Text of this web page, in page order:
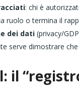
: chi è
ruolo o termina il
dei dati (privacy/
serve dimostrare
il